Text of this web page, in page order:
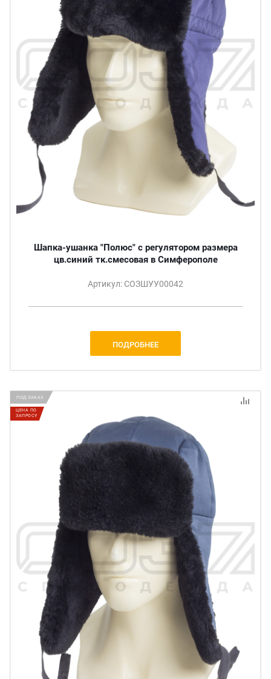
Шапка-ушанка "Полюс" с регулятором размера
цв.синий тк.смесовая в Симферополе
Артикул: СОЗШУУ00042
ПОДРОБНЕЕ
ПОД ЗАКАЗ
ЦЕНА ПО
ЗАПРОСУ